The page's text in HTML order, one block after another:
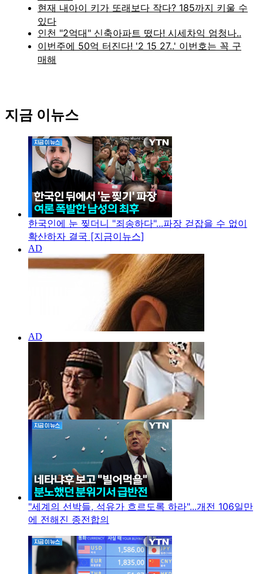
지금 이뉴스
한국인에 눈 찢더니 "죄송하다"...파장 걷잡을 수 없이
확산하자 결국 [지금이뉴스]
"세계의 선박들, 석유가 흐르도록 하라"...개전 106일만
에 전해진 종전합의